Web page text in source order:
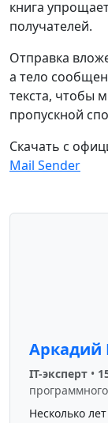
книга
получателей.
Отправка
а тело
текста, чтобы
пропускной
Скачать с
Mail Sender
Аркадий
IT-эксперт •
Несколько